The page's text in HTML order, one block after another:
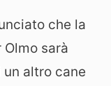
che la
sarà
altro cane